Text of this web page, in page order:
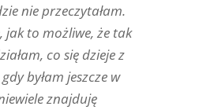
nie przeczytałam.
jak to możliwe, że tak
co się dzieje z
byłam jeszcze w
znajduję